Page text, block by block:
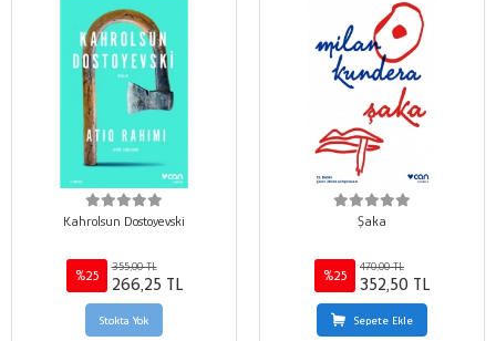
Kahrolsun Dostoyevski
%25
355,00 TL
266,25 TL
Stokta Yok
Şaka
%25
470,00 TL
352,50 TL
Sepete Ekle